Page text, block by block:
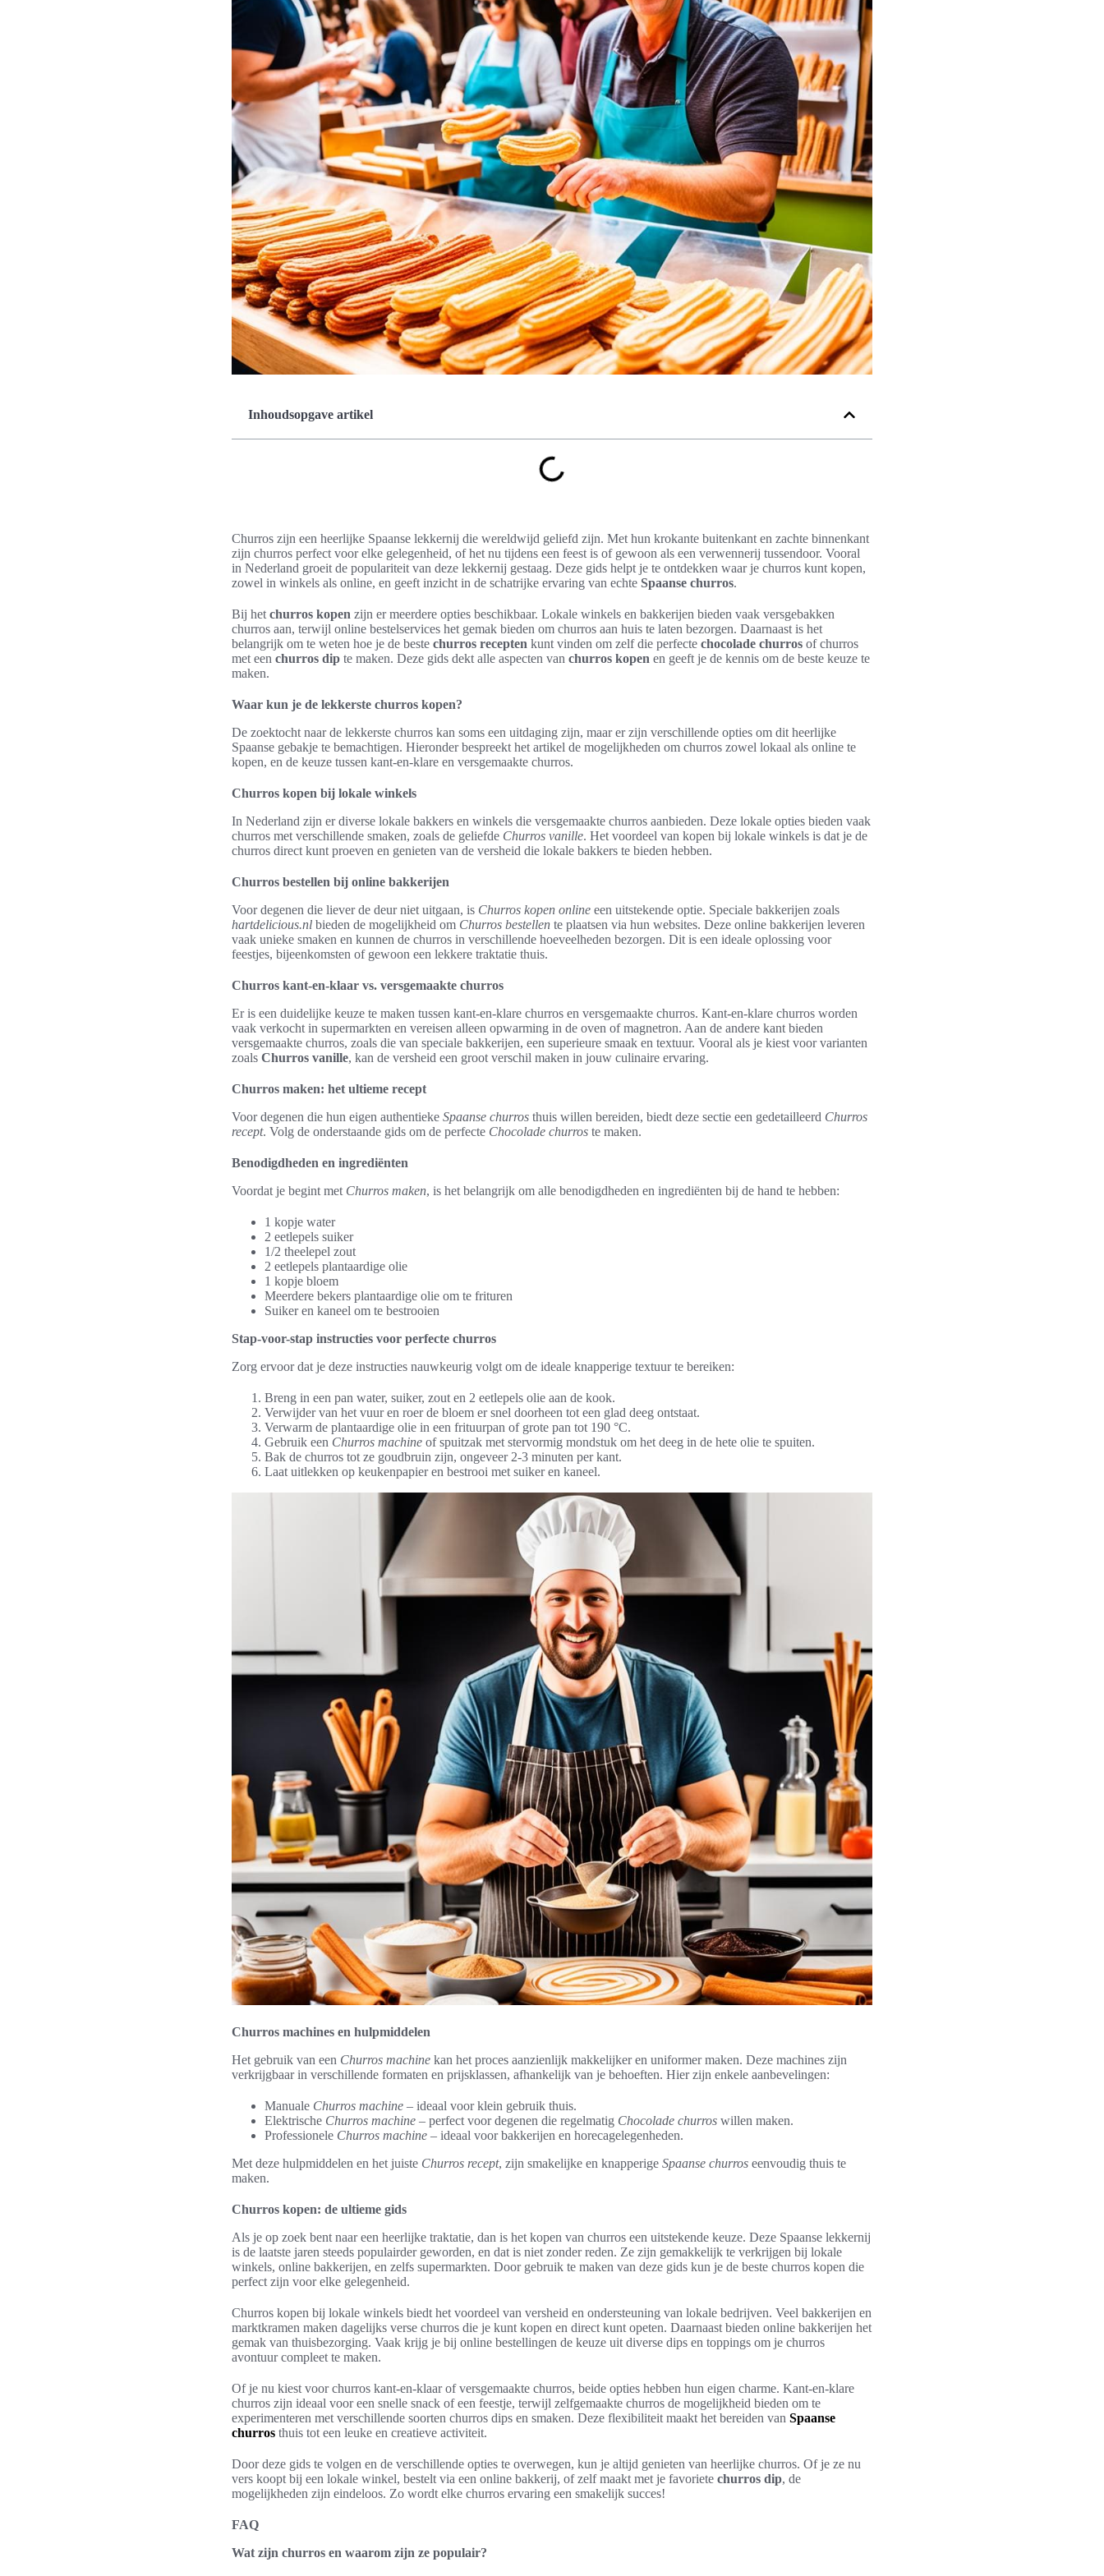
Inhoudsopgave artikel
Churros zijn een heerlijke Spaanse lekkernij die wereldwijd geliefd zijn. Met hun krokante buitenkant en zachte binnenkant
zijn churros perfect voor elke gelegenheid, of het nu tijdens een feest is of gewoon als een verwennerij tussendoor. Vooral
in Nederland groeit de populariteit van deze lekkernij gestaag. Deze gids helpt je te ontdekken waar je churros kunt kopen,
zowel in winkels als online, en geeft inzicht in de schatrijke ervaring van echte Spaanse churros.
Bij het churros kopen zijn er meerdere opties beschikbaar. Lokale winkels en bakkerijen bieden vaak versgebakken
churros aan, terwijl online bestelservices het gemak bieden om churros aan huis te laten bezorgen. Daarnaast is het
belangrijk om te weten hoe je de beste churros recepten kunt vinden om zelf die perfecte chocolade churros of churros
met een churros dip te maken. Deze gids dekt alle aspecten van churros kopen en geeft je de kennis om de beste keuze te
maken.
Waar kun je de lekkerste churros kopen?
De zoektocht naar de lekkerste churros kan soms een uitdaging zijn, maar er zijn verschillende opties om dit heerlijke
Spaanse gebakje te bemachtigen. Hieronder bespreekt het artikel de mogelijkheden om churros zowel lokaal als online te
kopen, en de keuze tussen kant-en-klare en versgemaakte churros.
Churros kopen bij lokale winkels
In Nederland zijn er diverse lokale bakkers en winkels die versgemaakte churros aanbieden. Deze lokale opties bieden vaak
churros met verschillende smaken, zoals de geliefde Churros vanille. Het voordeel van kopen bij lokale winkels is dat je de
churros direct kunt proeven en genieten van de versheid die lokale bakkers te bieden hebben.
Churros bestellen bij online bakkerijen
Voor degenen die liever de deur niet uitgaan, is Churros kopen online een uitstekende optie. Speciale bakkerijen zoals
hartdelicious.nl bieden de mogelijkheid om Churros bestellen te plaatsen via hun websites. Deze online bakkerijen leveren
vaak unieke smaken en kunnen de churros in verschillende hoeveelheden bezorgen. Dit is een ideale oplossing voor
feestjes, bijeenkomsten of gewoon een lekkere traktatie thuis.
Churros kant-en-klaar vs. versgemaakte churros
Er is een duidelijke keuze te maken tussen kant-en-klare churros en versgemaakte churros. Kant-en-klare churros worden
vaak verkocht in supermarkten en vereisen alleen opwarming in de oven of magnetron. Aan de andere kant bieden
versgemaakte churros, zoals die van speciale bakkerijen, een superieure smaak en textuur. Vooral als je kiest voor varianten
zoals Churros vanille, kan de versheid een groot verschil maken in jouw culinaire ervaring.
Churros maken: het ultieme recept
Voor degenen die hun eigen authentieke Spaanse churros thuis willen bereiden, biedt deze sectie een gedetailleerd Churros
recept. Volg de onderstaande gids om de perfecte Chocolade churros te maken.
Benodigdheden en ingrediënten
Voordat je begint met Churros maken, is het belangrijk om alle benodigdheden en ingrediënten bij de hand te hebben:
1 kopje water
2 eetlepels suiker
1/2 theelepel zout
2 eetlepels plantaardige olie
1 kopje bloem
Meerdere bekers plantaardige olie om te frituren
Suiker en kaneel om te bestrooien
Stap-voor-stap instructies voor perfecte churros
Zorg ervoor dat je deze instructies nauwkeurig volgt om de ideale knapperige textuur te bereiken:
Breng in een pan water, suiker, zout en 2 eetlepels olie aan de kook.
Verwijder van het vuur en roer de bloem er snel doorheen tot een glad deeg ontstaat.
Verwarm de plantaardige olie in een frituurpan of grote pan tot 190 °C.
Gebruik een Churros machine of spuitzak met stervormig mondstuk om het deeg in de hete olie te spuiten.
Bak de churros tot ze goudbruin zijn, ongeveer 2-3 minuten per kant.
Laat uitlekken op keukenpapier en bestrooi met suiker en kaneel.
Churros machines en hulpmiddelen
Het gebruik van een Churros machine kan het proces aanzienlijk makkelijker en uniformer maken. Deze machines zijn
verkrijgbaar in verschillende formaten en prijsklassen, afhankelijk van je behoeften. Hier zijn enkele aanbevelingen:
Manuale Churros machine – ideaal voor klein gebruik thuis.
Elektrische Churros machine – perfect voor degenen die regelmatig Chocolade churros willen maken.
Professionele Churros machine – ideaal voor bakkerijen en horecagelegenheden.
Met deze hulpmiddelen en het juiste Churros recept, zijn smakelijke en knapperige Spaanse churros eenvoudig thuis te
maken.
Churros kopen: de ultieme gids
Als je op zoek bent naar een heerlijke traktatie, dan is het kopen van churros een uitstekende keuze. Deze Spaanse lekkernij
is de laatste jaren steeds populairder geworden, en dat is niet zonder reden. Ze zijn gemakkelijk te verkrijgen bij lokale
winkels, online bakkerijen, en zelfs supermarkten. Door gebruik te maken van deze gids kun je de beste churros kopen die
perfect zijn voor elke gelegenheid.
Churros kopen bij lokale winkels biedt het voordeel van versheid en ondersteuning van lokale bedrijven. Veel bakkerijen en
marktkramen maken dagelijks verse churros die je kunt kopen en direct kunt opeten. Daarnaast bieden online bakkerijen het
gemak van thuisbezorging. Vaak krijg je bij online bestellingen de keuze uit diverse dips en toppings om je churros
avontuur compleet te maken.
Of je nu kiest voor churros kant-en-klaar of versgemaakte churros, beide opties hebben hun eigen charme. Kant-en-klare
churros zijn ideaal voor een snelle snack of een feestje, terwijl zelfgemaakte churros de mogelijkheid bieden om te
experimenteren met verschillende soorten churros dips en smaken. Deze flexibiliteit maakt het bereiden van Spaanse
churros thuis tot een leuke en creatieve activiteit.
Door deze gids te volgen en de verschillende opties te overwegen, kun je altijd genieten van heerlijke churros. Of je ze nu
vers koopt bij een lokale winkel, bestelt via een online bakkerij, of zelf maakt met je favoriete churros dip, de
mogelijkheden zijn eindeloos. Zo wordt elke churros ervaring een smakelijk succes!
FAQ
Wat zijn churros en waarom zijn ze populair?